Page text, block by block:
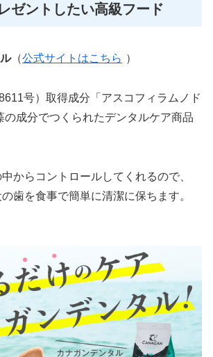
ゼントしたい高級フード
（公式サイトはこちら ）
号）取得成分「アスコフィラムノド
の成分でつくられたデンタルケア商品
からコントロールしてくれるので、
歯を食事で簡単に清潔に保ちます。